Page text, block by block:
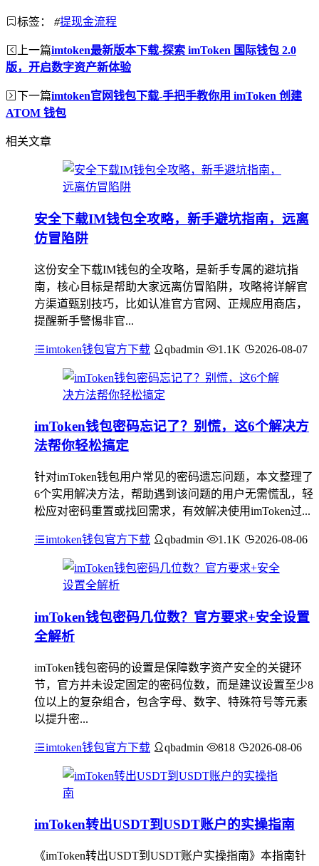
标签： #提现金流程
上一篇imtoken最新版本下载-探索 imToken 国际钱包 2.0
版，开启数字资产新体验
下一篇imtoken官网钱包下载-手把手教你用 imToken 创建
ATOM 钱包
相关文章
安全下载IM钱包全攻略，新手避坑指南，远离
仿冒陷阱
这份安全下载IM钱包的全攻略，是新手专属的避坑指
南，核心目标是帮助大家远离仿冒陷阱，攻略将详解官
方渠道甄别技巧，比如认准官方官网、正规应用商店，
提醒新手警惕非官...
imtoken钱包官方下载 qbadmin 1.1K 2026-08-07
imToken钱包密码忘记了？别慌，这6个解决方
法帮你轻松搞定
针对imToken钱包用户常见的密码遗忘问题，本文整理了
6个实用解决方法，帮助遇到该问题的用户无需慌乱，轻
松应对密码重置或找回需求，有效解决使用imToken过...
imtoken钱包官方下载 qbadmin 1.1K 2026-08-06
imToken钱包密码几位数？官方要求+安全设置
全解析
imToken钱包密码的设置是保障数字资产安全的关键环
节，官方并未设定固定的密码位数，而是建议设置至少8
位以上的复杂组合，包含字母、数字、特殊符号等元素
以提升密...
imtoken钱包官方下载 qbadmin 818 2026-08-06
imToken转出USDT到USDT账户的实操指南
《imToken转出USDT到USDT账户实操指南》本指南针